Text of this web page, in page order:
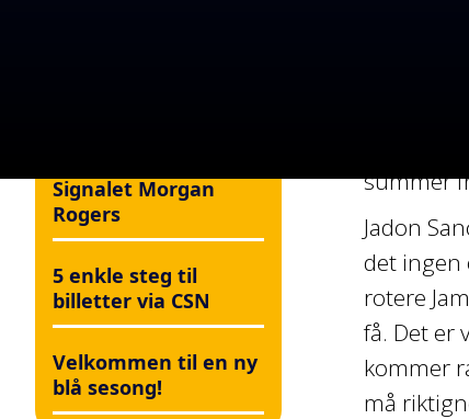
Signalet Morgan
Rogers
5 enkle steg til
billetter via CSN
Velkommen til en ny
blå sesong!
Jeg tror
som
mer
summer
Jadon
det ingen
rotere
få. Det er
kommer
må